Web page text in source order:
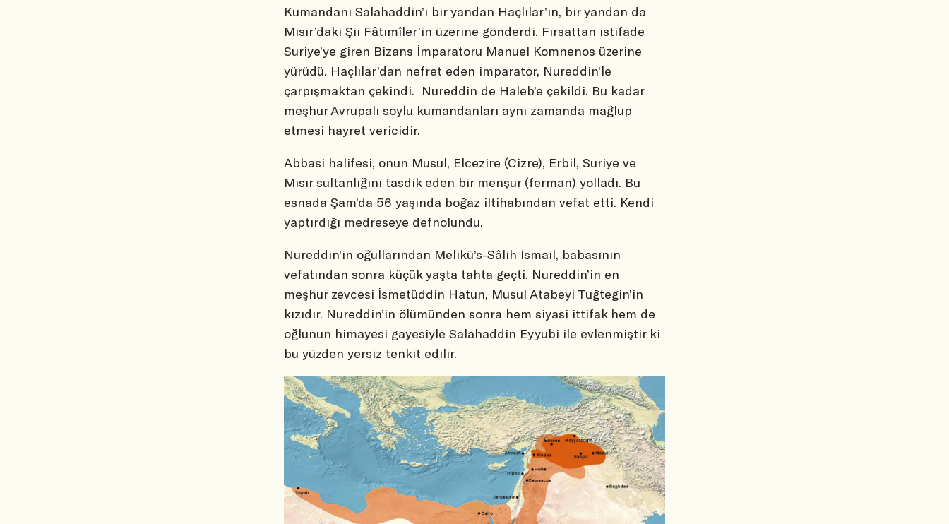
Kumandanı Salahaddin’i bir yandan Haçlılar’ın, bir yandan da
Mısır’daki Şii Fâtımîler’in üzerine gönderdi. Fırsattan istifade
Suriye’ye giren Bizans İmparatoru Manuel Komnenos üzerine
yürüdü. Haçlılar’dan nefret eden imparator, Nureddin’le
çarpışmaktan çekindi. Nureddin de Haleb’e çekildi. Bu kadar
meşhur Avrupalı soylu kumandanları aynı zamanda mağlup
etmesi hayret vericidir.
Abbasi halifesi, onun Musul, Elcezire (Cizre), Erbil, Suriye ve
Mısır sultanlığını tasdik eden bir menşur (ferman) yolladı. Bu
esnada Şam’da 56 yaşında boğaz iltihabından vefat etti. Kendi
yaptırdığı medreseye defnolundu.
Nureddin’in oğullarından Melikü’s-Sâlih İsmail, babasının
vefatından sonra küçük yaşta tahta geçti. Nureddin’in en
meşhur zevcesi İsmetüddin Hatun, Musul Atabeyi Tuğtegin’in
kızıdır. Nureddin’in ölümünden sonra hem siyasi ittifak hem de
oğlunun himayesi gayesiyle Salahaddin Eyyubi ile evlenmiştir ki
bu yüzden yersiz tenkit edilir.